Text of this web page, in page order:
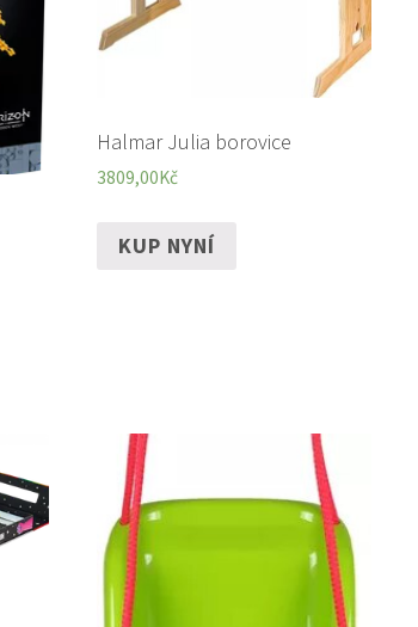
Halmar Julia borovice
3809,00Kč
KUP NYNÍ